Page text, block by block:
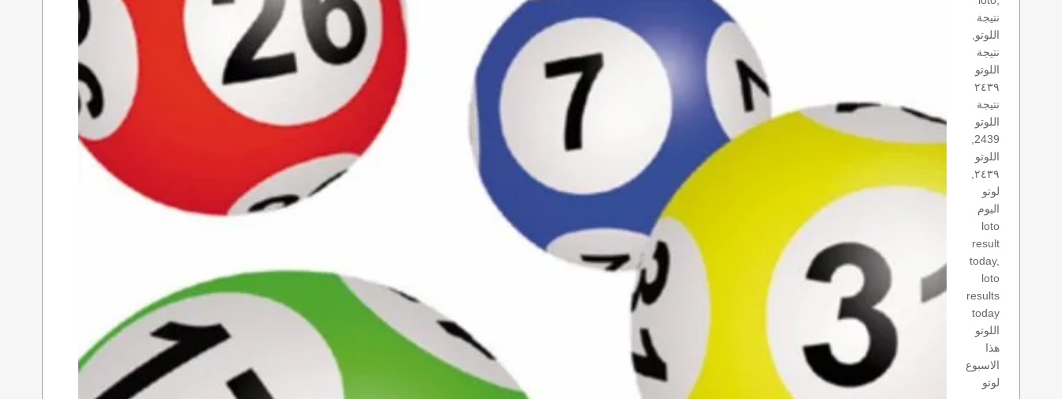
نتيجة
اللوتو,
نتيجة
اللوتو
٢٤٣٩
نتيجة
اللوتو
اللوتو
٢٤٣٩,
لوتو
اليوم
loto
result
today,
loto
results
today
اللوتو
هذا
الاسبوع
لوتو